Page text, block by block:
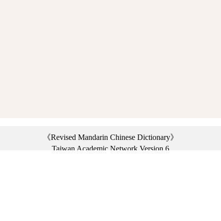
《Revised Mandarin Chinese Dictionary》
Taiwan Academic Network Version 6